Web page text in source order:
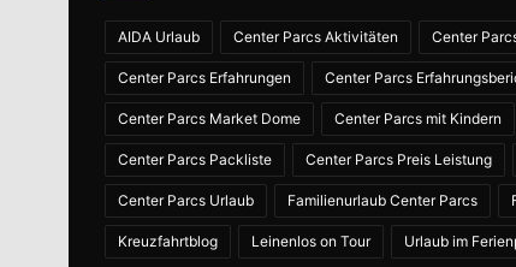
AIDA Urlaub Center Parcs Aktivitäten Center
Center Parcs Erfahrungen Center Parcs
Center Parcs Market Dome Center Parcs mit Kindern
Center Parcs Packliste Center Parcs Preis Leistung
Center Parcs Urlaub Familienurlaub Center Parcs
Kreuzfahrtblog Leinenlos on Tour Urlaub im